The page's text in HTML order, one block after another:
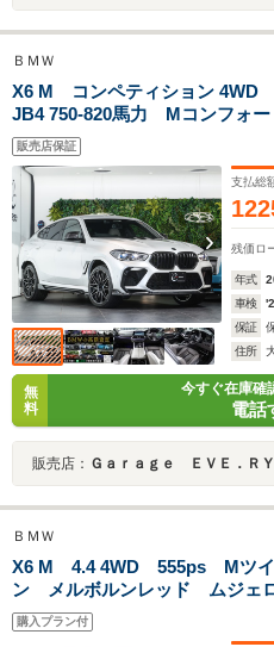
ＢＭＷ
X6 M コンペティション
JB4 750-820馬力 Mコンフォ
ターテイメントシステムプロフ
インテリアトリム BMWレー
ンエアロ ミネラルホワイト
販売店保証
支払総
残価ロ
年式
車検
保証
住所
無
料
今すぐ在庫確
電話
販売店： Ｇａｒａｇｅ ＥＶＥ．Ｒ
ＢＭＷ
X6 M 4.4 4WD 555ps Mツイ
ン メルボルンレッド ムジェ
ア カーボンインテリア シー
ナミクス サンルーフ スマート
購入プラン付